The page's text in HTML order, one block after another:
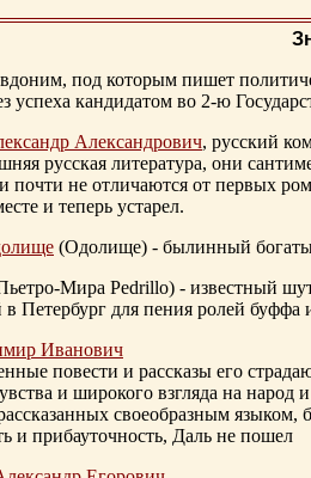
под которым пишет
успеха кандидатом во 2-ю
Александрович, русский
русская литература, они
почти не отличаются от первых
и теперь устарел.
(Одолище) - былинный
Мира Pedrillo) - известный
Петербург для пения ролей буффа
Иванович
повести и рассказы его
и широкого взгляда на
своеобразным
и прибауточность, Даль не пошел